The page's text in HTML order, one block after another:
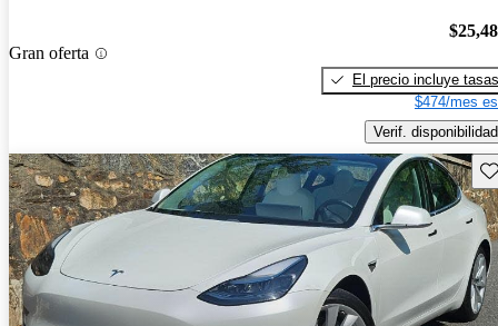
Gran oferta
El precio incluye tasas
$474/mes
Verif. disponibilidad